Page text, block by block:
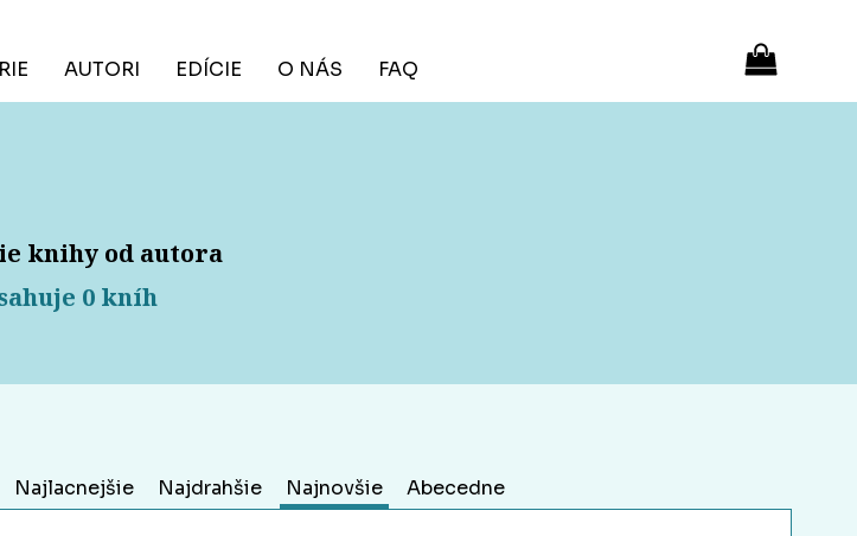
AUTORI EDÍCIE O NÁS FAQ
knihy od autora
0 kníh
Najlacnejšie Najdrahšie Najnovšie Abecedne